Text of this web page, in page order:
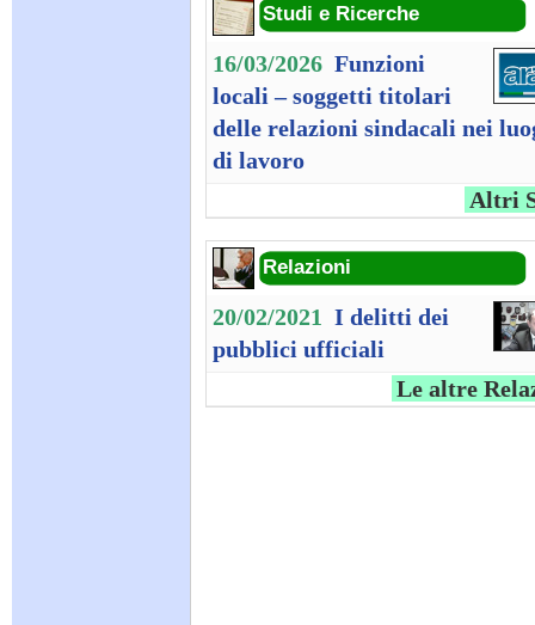
Studi e Ricerche
16/03/2026 Funzioni
locali – soggetti titolari
delle relazioni sindacali nei
di lavoro
Altri
Relazioni
20/02/2021 I delitti dei
pubblici ufficiali
Le altre